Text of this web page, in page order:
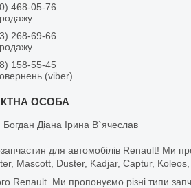
468-05-76
268-69-66
158-55-45
(viber)
Діана Ірина В`ячеслав
для автомобілів Renault! Ми
Mascott, Duster, Kadjar, Captur,
Renault. Ми пропонуємо різні типи